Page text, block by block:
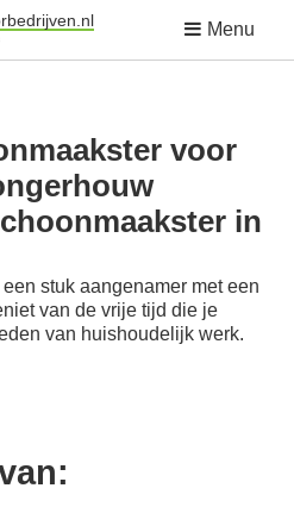
Menu
voor
in
stuk aangenamer met een
van de vrije tijd die je
van huishoudelijk werk.